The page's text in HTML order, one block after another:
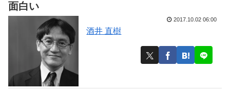
面白い
酒井 直樹
2017.10.02 06:00